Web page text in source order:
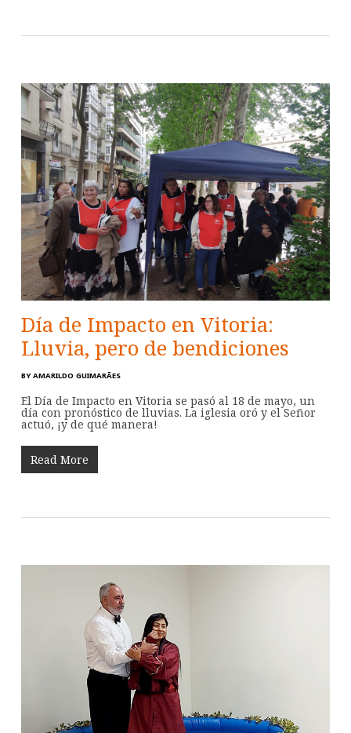
Día de Impacto en Vitoria:
Lluvia, pero de bendiciones
BY AMARILDO GUIMARÃES
El Día de Impacto en Vitoria se pasó al 18 de mayo, un
día con pronóstico de lluvias. La iglesia oró y el Señor
actuó, ¡y de qué manera!
Read More